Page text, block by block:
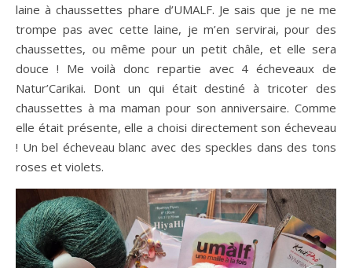
laine à chaussettes phare d’UMALF. Je sais que je ne me
trompe pas avec cette laine, je m’en servirai, pour des
chaussettes, ou même pour un petit châle, et elle sera
douce ! Me voilà donc repartie avec 4 écheveaux de
Natur’Carikai. Dont un qui était destiné à tricoter des
chaussettes à ma maman pour son anniversaire. Comme
elle était présente, elle a choisi directement son écheveau
! Un bel écheveau blanc avec des speckles dans des tons
roses et violets.